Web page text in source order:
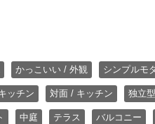
かっこいい / 外観 シンプルモ
ッチン 対面 / キッチン 独立
中庭 テラス バルコニー